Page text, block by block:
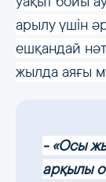
арылу үшін
ешқандай
жылда аяғы
- «Осы
арқылы